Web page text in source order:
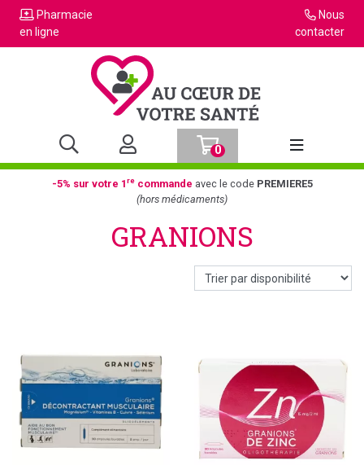
Pharmacie
en ligne
Nous
contacter
0
Afficher la
-5% sur votre 1recommande avec le code PREMIERE5
(hors médicaments)
GRANIONS